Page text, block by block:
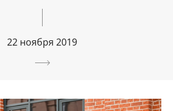
22 ноября 2019